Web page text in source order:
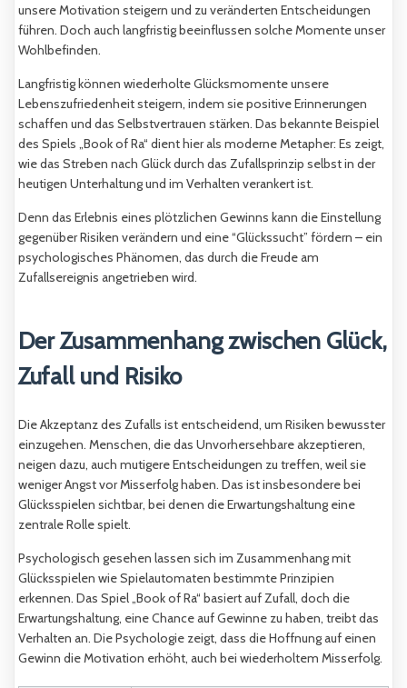
unsere Motivation steigern und zu veränderten Entscheidungen
führen. Doch auch langfristig beeinflussen solche Momente unser
Wohlbefinden.
Langfristig können wiederholte Glücksmomente unsere
Lebenszufriedenheit steigern, indem sie positive Erinnerungen
schaffen und das Selbstvertrauen stärken. Das bekannte Beispiel
des Spiels „Book of Ra“ dient hier als moderne Metapher: Es zeigt,
wie das Streben nach Glück durch das Zufallsprinzip selbst in der
heutigen Unterhaltung und im Verhalten verankert ist.
Denn das Erlebnis eines plötzlichen Gewinns kann die Einstellung
gegenüber Risiken verändern und eine “Glückssucht” fördern – ein
psychologisches Phänomen, das durch die Freude am
Zufallsereignis angetrieben wird.
Der Zusammenhang zwischen Glück,
Zufall und Risiko
Die Akzeptanz des Zufalls ist entscheidend, um Risiken bewusster
einzugehen. Menschen, die das Unvorhersehbare akzeptieren,
neigen dazu, auch mutigere Entscheidungen zu treffen, weil sie
weniger Angst vor Misserfolg haben. Das ist insbesondere bei
Glücksspielen sichtbar, bei denen die Erwartungshaltung eine
zentrale Rolle spielt.
Psychologisch gesehen lassen sich im Zusammenhang mit
Glücksspielen wie Spielautomaten bestimmte Prinzipien
erkennen. Das Spiel „Book of Ra“ basiert auf Zufall, doch die
Erwartungshaltung, eine Chance auf Gewinne zu haben, treibt das
Verhalten an. Die Psychologie zeigt, dass die Hoffnung auf einen
Gewinn die Motivation erhöht, auch bei wiederholtem Misserfolg.